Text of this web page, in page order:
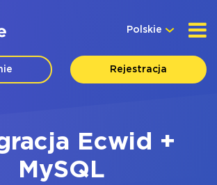
Polskie
Rejestracja
Ecwid +
MySQL